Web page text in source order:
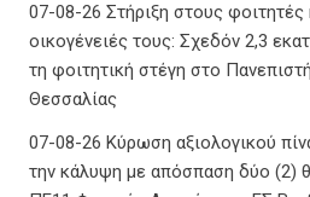
07-08-26 Στήριξη στους φοιτητές
οικογένειές τους: Σχεδόν 2,3
τη φοιτητική στέγη στο
Θεσσαλίας
07-08-26 Κύρωση αξιολογικού
την κάλυψη με απόσπαση δύο (2)